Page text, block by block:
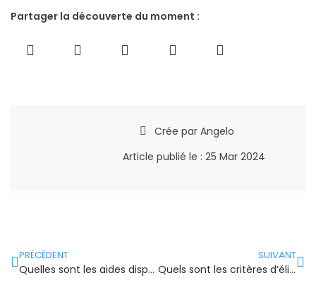
Partager la découverte du moment :
Crée parAngelo
Article publié le : 25 Mar 2024
PRÉCÉDENT
Quelles sont les aides disponibles auprès des collectivités locales pour la rénovation énergétique ?
SUIVANT
Quels sont les critères d’éligibilité pour obtenir les aides des collectivités locales ?